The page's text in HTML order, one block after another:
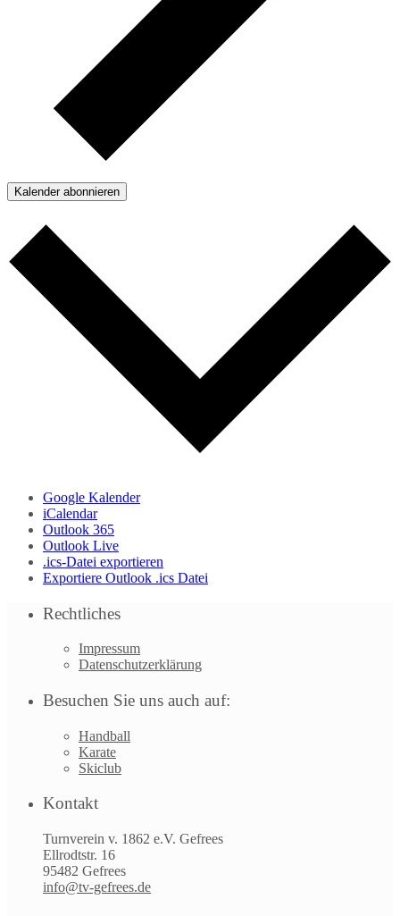
Kalender abonnieren
Google Kalender
iCalendar
Outlook 365
Outlook Live
.ics-Datei exportieren
Exportiere Outlook .ics Datei
Rechtliches
Impressum
Datenschutzerklärung
Besuchen Sie uns auch auf:
Handball
Karate
Skiclub
Kontakt
Turnverein v. 1862 e.V. Gefrees
Ellrodtstr. 16
95482 Gefrees
info@tv-gefrees.de